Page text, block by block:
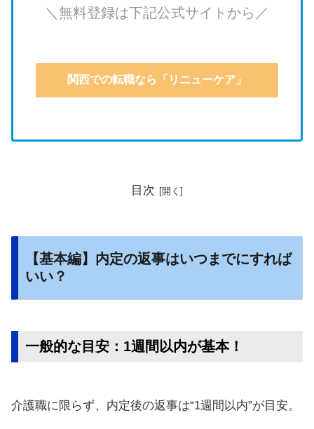
＼無料登録は下記公式サイトから／
関西での転職なら「リニューケア」
目次
【基本編】内定の返事はいつまでにすれば
いい？
一般的な目安：1週間以内が基本！
介護職に限らず、内定後の返事は“1週間以内”が目安。